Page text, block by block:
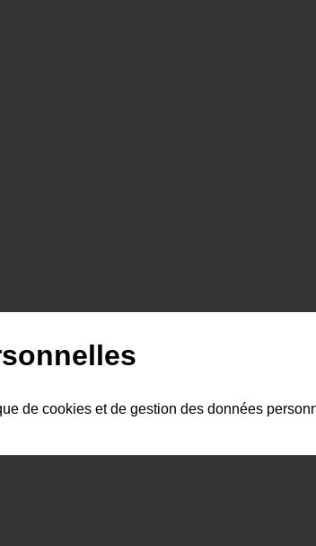
de cookies et de gestion des données